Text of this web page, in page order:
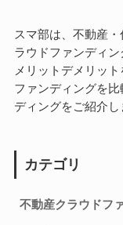
スマ部は、不動産
ラウドファンディ
メリットデメリッ
ファンディングを
ディングをご紹介し
カテゴリ
不動産クラウドフ